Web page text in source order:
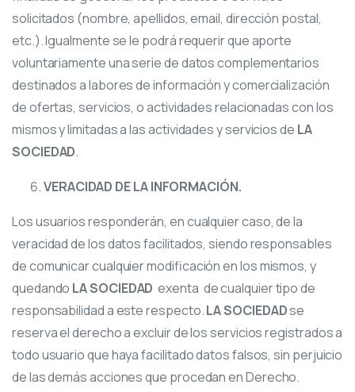
solicitados (nombre, apellidos, email, dirección postal,
etc.). Igualmente se le podrá requerir que aporte
voluntariamente una serie de datos complementarios
destinados a labores de información y comercialización
de ofertas, servicios, o actividades relacionadas con los
mismos y limitadas a las actividades y servicios de LA
SOCIEDAD.
VERACIDAD DE LA INFORMACIÓN.
Los usuarios responderán, en cualquier caso, de la
veracidad de los datos facilitados, siendo responsables
de comunicar cualquier modificación en los mismos, y
quedando LA SOCIEDAD exenta de cualquier tipo de
responsabilidad a este respecto.LA SOCIEDADse
reserva el derecho a excluir de los servicios registrados a
todo usuario que haya facilitado datos falsos, sin perjuicio
de las demás acciones que procedan en Derecho.